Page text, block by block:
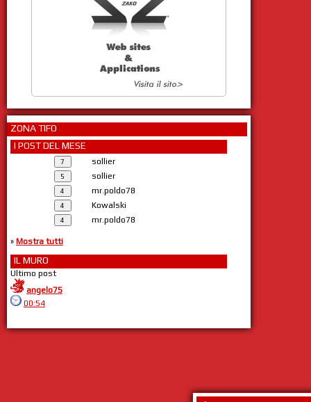
ZONA TIFO
I POST DEL MESE
sollier
sollier
mr.poldo78
Kowalski
mr.poldo78
» Mostra tutti
IL MURO
Ultimo post
angelo75
00:54